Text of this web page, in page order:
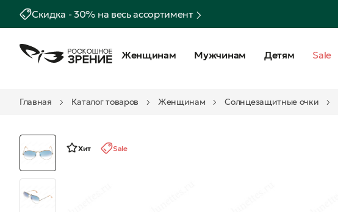
Скидка - 30% на весь ассортимент
Женщинам Мужчинам Детям Sale
Главная Каталог товаров Женщинам Солнцезащитные очки
Хит Sale